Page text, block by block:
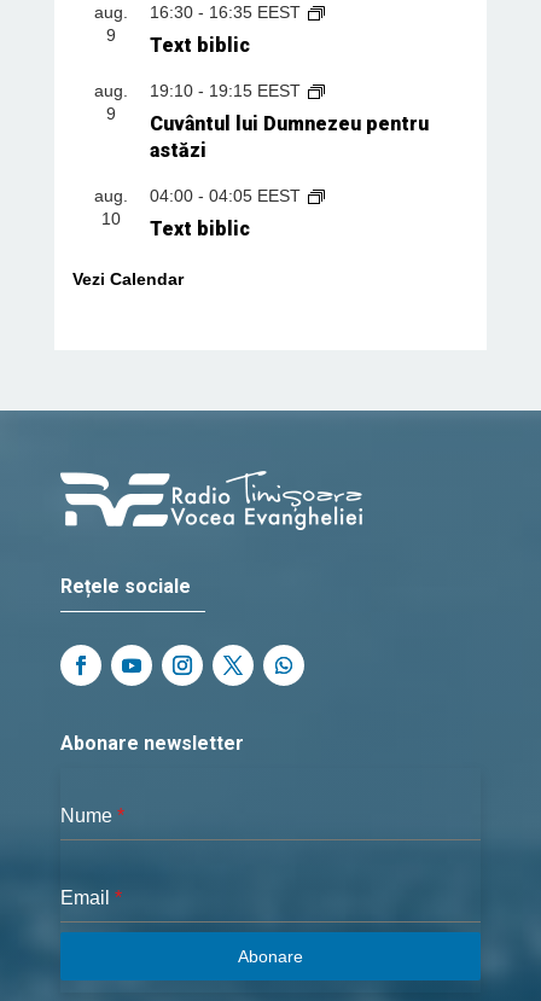
aug.
9
16:30- 16:35 EEST
Text biblic
aug.
9
19:10- 19:15 EEST
Cuvântul lui Dumnezeu pentru
astăzi
aug.
10
04:00- 04:05 EEST
Text biblic
Vezi Calendar
Rețele sociale
Abonare newsletter
Nume *
Email *
Abonare